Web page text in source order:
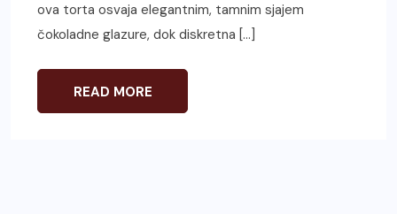
ova torta osvaja elegantnim, tamnim sjajem
čokoladne glazure, dok diskretna […]
READ MORE